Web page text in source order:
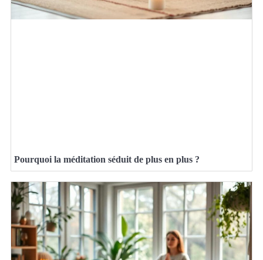
Pourquoi la méditation séduit de plus en plus ?